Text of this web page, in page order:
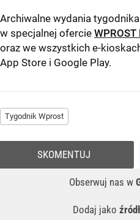
Archiwalne wydania
w specjalnej ofercie WPROST
oraz we wszystkich e-
App Store i Google Play.
Tygodnik Wprost
Obserwuj nas w
Dodaj jako
SKOMENTUJ